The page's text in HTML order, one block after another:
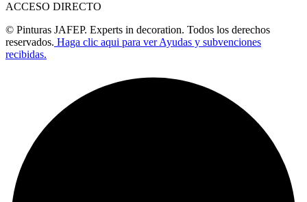
ACCESO DIRECTO
© Pinturas JAFEP. Experts in decoration. Todos los derechos
reservados. Haga clic aqui para ver Ayudas y subvenciones
recibidas.